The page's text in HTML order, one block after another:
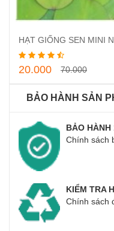
HẠT GIỐNG SEN MINI
20.000 70.000
BẢO HÀNH SẢN
BẢO
Chính sách
KIỂM TRA
Chính sách